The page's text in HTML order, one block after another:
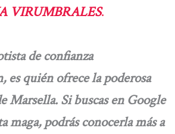
VIRUMBRALES.
de confianza
es quién ofrece la poderosa
Marsella. Si buscas en Google
maga, podrás conocerla más a